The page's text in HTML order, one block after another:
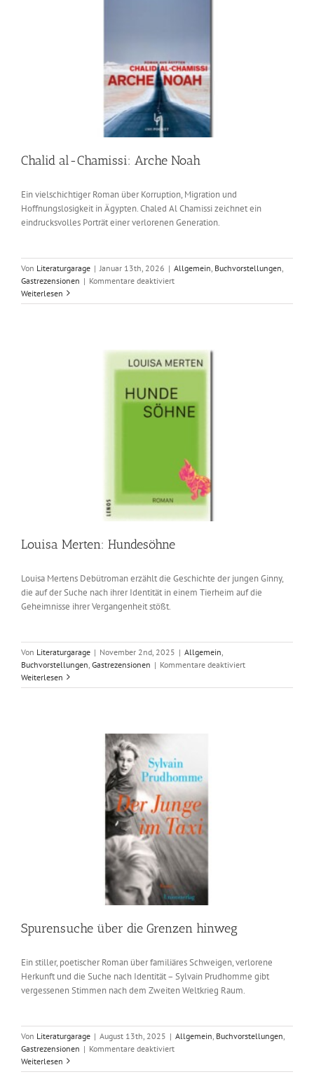
Chalid al-Chamissi: Arche Noah
Ein vielschichtiger Roman über Korruption, Migration und
Hoffnungslosigkeit in Ägypten. Chaled Al Chamissi zeichnet ein
eindrucksvolles Porträt einer verlorenen Generation.
Von Literaturgarage | Januar 13th, 2026 | Allgemein Buchvorstellungen
Gastrezensionen | Kommentare deaktiviertfür
al-
Weiterlesen
Louisa Merten: Hundesöhne
Louisa Mertens Debütroman erzählt die Geschichte der jungen Ginny,
die auf der Suche nach ihrer Identität in einem Tierheim auf die
Geheimnisse ihrer Vergangenheit stößt.
Von Literaturgarage | November 2nd, 2025 | Allgemein
Buchvorstellungen Gastrezensionen | Kommentare deaktiviertfür
Merten:
Weiterlesen
Spurensuche über die Grenzen hinweg
Ein stiller, poetischer Roman über familiäres Schweigen, verlorene
Herkunft und die Suche nach Identität – Sylvain Prudhomme gibt
vergessenen Stimmen nach dem Zweiten Weltkrieg Raum.
Von Literaturgarage | August 13th, 2025 | Allgemein Buchvorstellungen
Gastrezensionen | Kommentare deaktiviertfür
über
Weiterlesen